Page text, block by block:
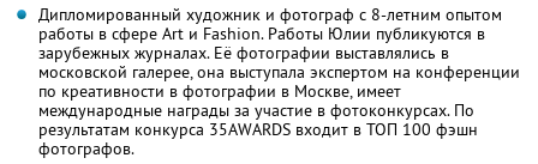
Дипломированный художник и фотограф с 8-летним опытом
работы в сфере Art и Fashion. Работы Юлии публикуются в
зарубежных журналах. Её фотографии выставлялись в
московской галерее, она выступала экспертом на конференции
по креативности в фотографии в Москве, имеет
международные награды за участие в фотоконкурсах. По
результатам конкурса 35AWARDS входит в ТОП 100 фэшн
фотографов.